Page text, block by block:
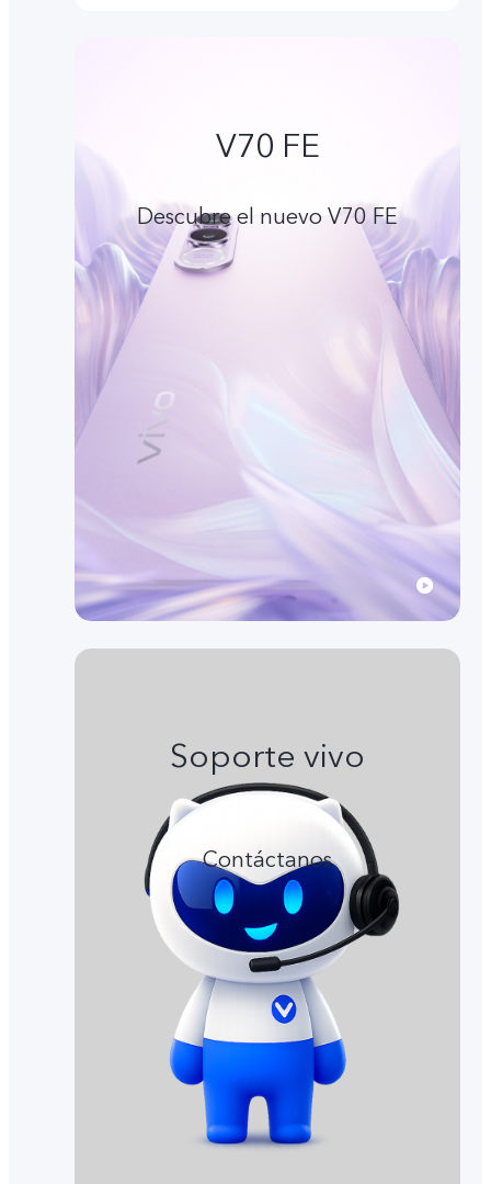
V70 FE
Descubre el nuevo V70 FE
Soporte vivo
Contáctanos